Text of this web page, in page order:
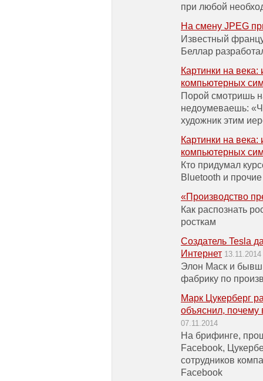
при любой
На смену JPEG
Известный
Беллар
Картинки на
компьютерных
Порой смотришь
недоумеваешь:
художник этим
Картинки на
компьютерных
Кто придумал
Bluetooth и
«Производство
Как распознать
росткам
Создатель Tesla
Интернет 13.11.2014
Элон Маск и
фабрику по
Марк Цукерберг
объяснил, почему
07.11.2014
На брифинге,
Facebook,
сотрудников
Facebook